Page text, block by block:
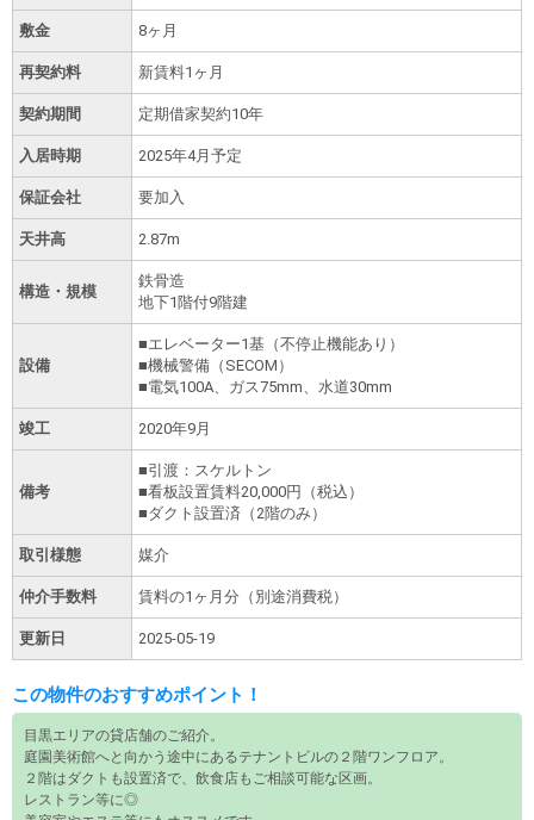
敷金 8ヶ月
再契約料 新賃料1ヶ月
契約期間 定期借家契約10年
入居時期 2025年4月予定
保証会社 要加入
天井高 2.87m
構造・規模
鉄骨造
地下1階付9階建
設備
■エレベーター1基（不停止機能あり）
■機械警備（SECOM）
■電気100A、ガス75mm、水道30mm
竣工 2020年9月
備考
■引渡：スケルトン
■看板設置賃料20,000円（税込）
■ダクト設置済（2階のみ）
取引様態 媒介
仲介手数料 賃料の1ヶ月分（別途消費税）
更新日 2025-05-19
この物件のおすすめポイント！
目黒エリアの貸店舗のご紹介。
庭園美術館へと向かう途中にあるテナントビルの２階ワンフロア。
２階はダクトも設置済で、飲食店もご相談可能な区画。
レストラン等に◎